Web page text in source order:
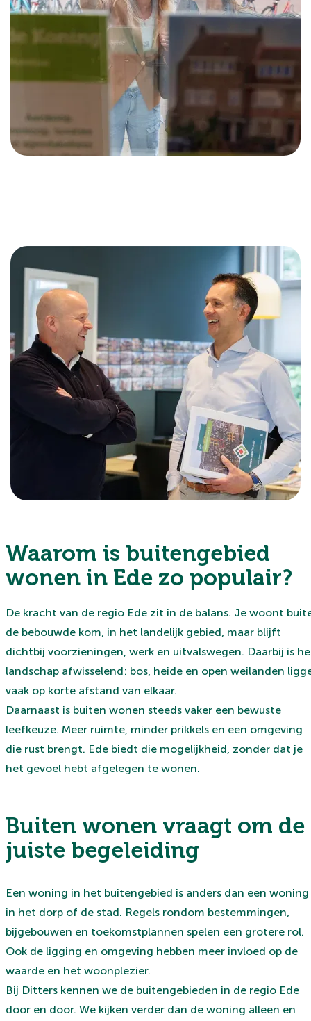
Waarom is buitengebied
wonen in Ede zo populair?
De kracht van de regio Ede zit in de balans. Je woont
de bebouwde kom, in het landelijk gebied, maar blijft
dichtbij voorzieningen, werk en uitvalswegen. Daarbij is
landschap afwisselend: bos, heide en open weilanden
vaak op korte afstand van elkaar.
Daarnaast is buiten wonen steeds vaker een bewuste
leefkeuze. Meer ruimte, minder prikkels en een omgeving
die rust brengt. Ede biedt die mogelijkheid, zonder dat je
het gevoel hebt afgelegen te wonen.
Buiten wonen vraagt om de
juiste begeleiding
Een woning in het buitengebied is anders dan een woning
in het dorp of de stad. Regels rondom bestemmingen,
bijgebouwen en toekomstplannen spelen een grotere rol.
Ook de ligging en omgeving hebben meer invloed op de
waarde en het woonplezier.
Bij Ditters kennen we de buitengebieden in de regio Ede
door en door. We kijken verder dan de woning alleen en